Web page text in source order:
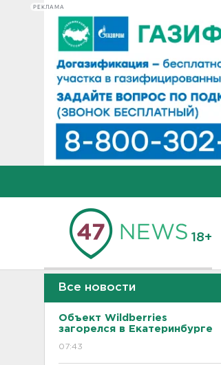
РЕКЛАМА
18+
Все новости
Объект Wildberries
загорелся в Екатеринбурге
07:43